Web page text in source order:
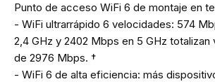
Punto de acceso WiFi 6 de montaje en
- WiFi ultrarrápido 6 velocidades: 574
2,4 GHz y 2402 Mbps en 5 GHz totalizan
de 2976 Mbps. †
- WiFi 6 de alta eficiencia: más